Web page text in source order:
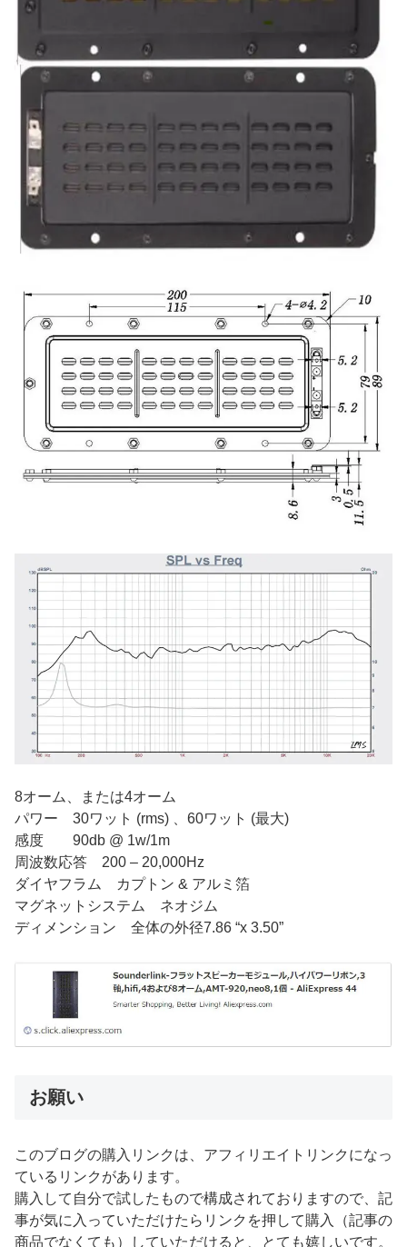
8オーム、または4オーム
パワー 30ワット (rms) 、60ワット (最大)
感度 90db @ 1w/1m
周波数応答 200 – 20,000Hz
ダイヤフラム カプトン & アルミ箔
マグネットシステム ネオジム
ディメンション 全体の外径7.86 “x 3.50”
お願い
このブログの購入リンクは、アフィリエイトリンクになっ
ているリンクがあります。
購入して自分で試したもので構成されておりますので、記
事が気に入っていただけたらリンクを押して購入（記事の
商品でなくても）していただけると、とても嬉しいです。